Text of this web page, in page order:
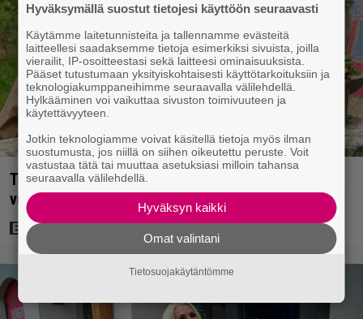
Tänään tv:ssä: Koskettava kotimainen elokuva
vuodelta 2020 – ”Tehty isolla sydämellä”
Hyväksymällä suostut tietojesi käyttöön seuraavasti
Käytämme laitetunnisteita ja tallennamme evästeitä
laitteellesi saadaksemme tietoja esimerkiksi sivuista, joilla
vierailit, IP-osoitteestasi sekä laitteesi ominaisuuksista.
Pääset tutustumaan yksityiskohtaisesti käyttötarkoituksiin ja
teknologiakumppaneihimme seuraavalla välilehdellä.
Hylkääminen voi vaikuttaa sivuston toimivuuteen ja
käytettävyyteen.
Jotkin teknologiamme voivat käsitellä tietoja myös ilman
suostumusta, jos niillä on siihen oikeutettu peruste. Voit
vastustaa tätä tai muuttaa asetuksiasi milloin tahansa
seuraavalla välilehdellä.
Hyväksyn kaikki
Omat valintani
Tietosuojakäytäntömme